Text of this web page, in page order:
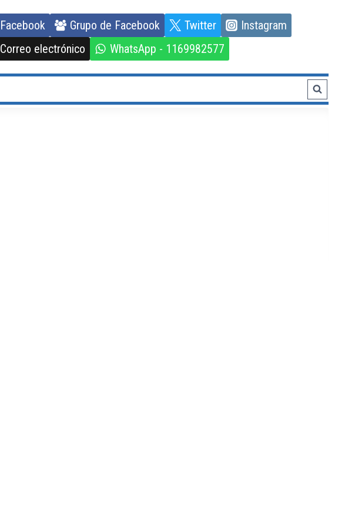
Facebook Grupo de Facebook Twitter
Instagram
Correo electrónico
WhatsApp - 1169982577